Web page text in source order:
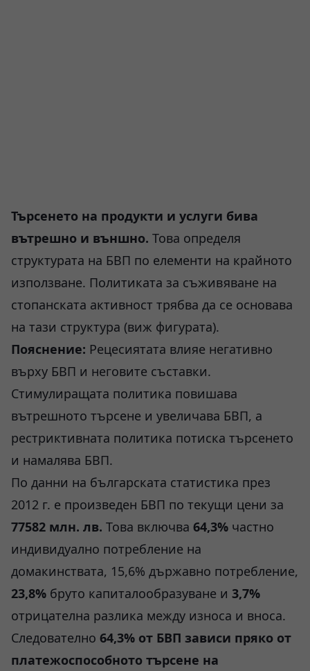
Търсенето на продукти и услуги бива
вътрешно и външно. Това определя
структурата на БВП по елементи на крайното
използване. Политиката за съживяване на
стопанската активност трябва да се основава
на тази структура (виж фигурата).
Пояснение: Рецесиятата влияе негативно
върху БВП и неговите съставки.
Стимулиращата политика повишава
вътрешното търсене и увеличава БВП, а
рестриктивната политика потиска търсенето
и намалява БВП.
По данни на българската статистика през
2012 г. е произведен БВП по текущи цени за
77582 млн. лв. Това включва 64,3% частно
индивидуално потребление на
домакинствата, 15,6% държавно потребление,
23,8% бруто капиталообразуване и 3,7%
отрицателна разлика между износа и вноса.
Следователно 64,3% от БВП зависи пряко от
платежоспособното търсене на